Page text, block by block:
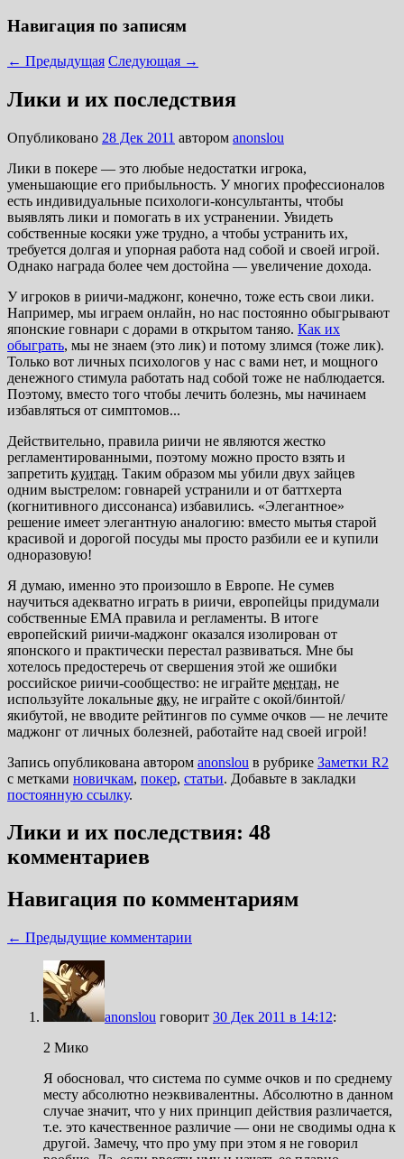
Навигация по записям
← Предыдущая Следующая →
Лики и их последствия
Опубликовано 28 Дек 2011 автором anonslou
Лики в покере — это любые недостатки игрока,
уменьшающие его прибыльность. У многих профессионалов
есть индивидуальные психологи-консультанты, чтобы
выявлять лики и помогать в их устранении. Увидеть
собственные косяки уже трудно, а чтобы устранить их,
требуется долгая и упорная работа над собой и своей игрой.
Однако награда более чем достойна — увеличение дохода.
У игроков в риичи-маджонг, конечно, тоже есть свои лики.
Например, мы играем онлайн, но нас постоянно обыгрывают
японские говнари с дорами в открытом таняо. Как их
обыграть, мы не знаем (это лик) и потому злимся (тоже лик).
Только вот личных психологов у нас с вами нет, и мощного
денежного стимула работать над собой тоже не наблюдается.
Поэтому, вместо того чтобы лечить болезнь, мы начинаем
избавляться от симптомов...
Действительно, правила риичи не являются жестко
регламентированными, поэтому можно просто взять и
запретить куитан. Таким образом мы убили двух зайцев
одним выстрелом: говнарей устранили и от баттхерта
(когнитивного диссонанса) избавились. «Элегантное»
решение имеет элегантную аналогию: вместо мытья старой
красивой и дорогой посуды мы просто разбили ее и купили
одноразовую!
Я думаю, именно это произошло в Европе. Не сумев
научиться адекватно играть в риичи, европейцы придумали
собственные EMA правила и регламенты. В итоге
европейский риичи-маджонг оказался изолирован от
японского и практически перестал развиваться. Мне бы
хотелось предостеречь от свершения этой же ошибки
российское риичи-сообщество: не играйте ментан, не
используйте локальные яку, не играйте с окой/бинтой/
якибутой, не вводите рейтингов по сумме очков — не лечите
маджонг от личных болезней, работайте над своей игрой!
Запись опубликована автором anonslou в рубрике Заметки R2
с метками новичкам, покер, статьи. Добавьте в закладки
постоянную ссылку.
Лики и их последствия: 48
комментариев
Навигация по комментариям
← Предыдущие комментарии
anonslou говорит 30 Дек 2011 в 14:12:
2 Мико
Я обосновал, что система по сумме очков и по среднему
месту абсолютно неэквивалентны. Абсолютно в данном
случае значит, что у них принцип действия различается,
т.е. это качественное различие — они не сводимы одна к
другой. Замечу, что про уму при этом я не говорил